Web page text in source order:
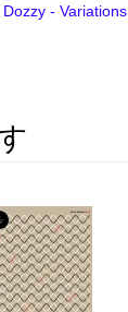
- Variations